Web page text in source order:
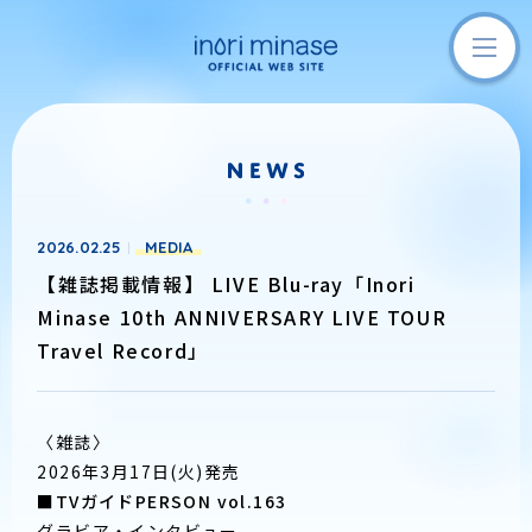
2026.02.25 MEDIA
【雑誌掲載情報】 LIVE Blu-ray「Inori
Minase 10th ANNIVERSARY LIVE TOUR
Travel Record」
〈雑誌〉
2026年3月17日(火)発売
■TVガイドPERSON vol.163